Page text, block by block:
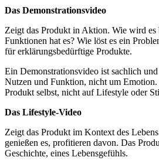
Das Demonstrationsvideo
Zeigt das Produkt in Aktion. Wie wird es
Funktionen hat es? Wie löst es ein
für erklärungsbedürftige Produkte.
Ein Demonstrationsvideo ist sachlich
Nutzen und Funktion, nicht um
Produkt selbst, nicht auf Lifestyle oder
Das Lifestyle-Video
Zeigt das Produkt im Kontext des
genießen es, profitieren davon. Das
Geschichte, eines Lebensgefühls.